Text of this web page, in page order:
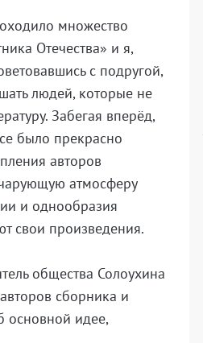
множество
Отечества» и я,
с подругой,
людей, которые не
Забегая вперёд,
было прекрасно
авторов
атмосферу
и однообразия
свои произведения.
общества Солоухина
сборника и
основной идее,